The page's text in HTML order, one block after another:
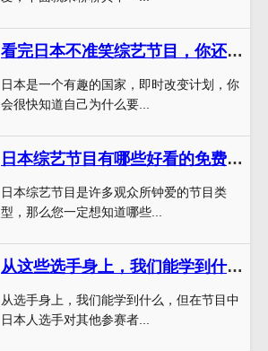
看完日本不准笑综艺节目，你还能笑得出来吗？
日本是一个有趣的国家，即时改变计划，你
会很快知道自己为什么要...
日本综艺节目有哪些好看的免费平台？快来看看吧
日本综艺节目是许多观众所钟爱的节目类
型，那么您一定想知道哪些...
从这些选手身上，我们能学到什么？日本综艺寻找全世界的日本人
从选手身上，我们能学到什么，但在节目中
日本人选手对其他参赛者...